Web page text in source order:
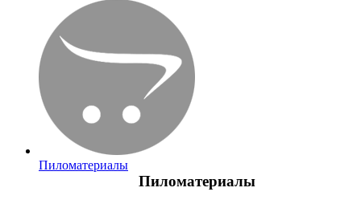
Пиломатериалы
Пиломатериалы